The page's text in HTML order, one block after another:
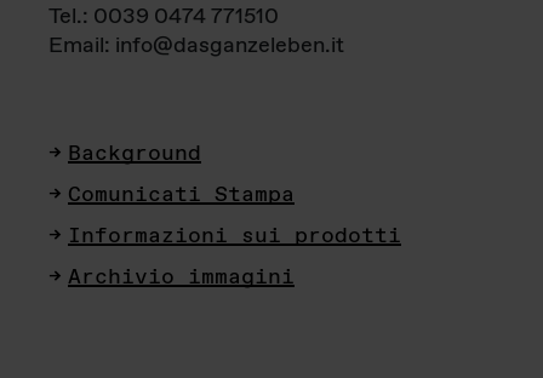
Tel.: 0039 0474 771510
Email: info@dasganzeleben.it
Background
Comunicati Stampa
Informazioni sui prodotti
Archivio immagini